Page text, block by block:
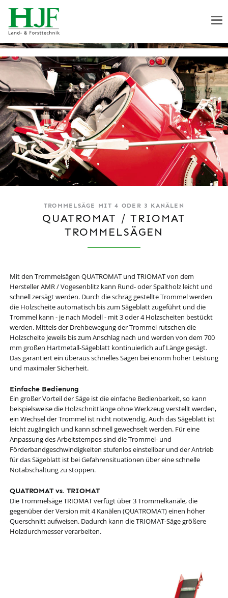
TROMMELSÄGE MIT 4 ODER 3 KANÄLEN
QUATROMAT / TRIOMAT
TROMMELSÄGEN
Mit den Trommelsägen QUATROMAT und TRIOMAT von dem
Hersteller AMR / Vogesenblitz kann Rund- oder Spaltholz leicht und
schnell zersägt werden. Durch die schräg gestellte Trommel werden
die Holzscheite automatisch bis zum Sägeblatt zugeführt und die
Trommel kann - je nach Modell - mit 3 oder 4 Holzscheiten bestückt
werden. Mittels der Drehbewegung der Trommel rutschen die
Holzscheite jeweils bis zum Anschlag nach und werden von dem 700
mm großen Hartmetall-Sägeblatt kontinuierlich auf Länge gesägt.
Das garantiert ein überaus schnelles Sägen bei enorm hoher Leistung
und maximaler Sicherheit.
Einfache Bedienung
Ein großer Vorteil der Säge ist die einfache Bedienbarkeit, so kann
beispielsweise die Holzschnittlänge ohne Werkzeug verstellt werden,
ein Wechsel der Trommel ist nicht notwendig. Auch das Sägeblatt ist
leicht zugänglich und kann schnell gewechselt werden. Für eine
Anpassung des Arbeitstempos sind die Trommel- und
Förderbandgeschwindigkeiten stufenlos einstellbar und der Antrieb
für das Sägeblatt ist bei Gefahrensituationen über eine schnelle
Notabschaltung zu stoppen.
QUATROMAT vs. TRIOMAT
Die Trommelsäge TRIOMAT verfügt über 3 Trommelkanäle, die
gegenüber der Version mit 4 Kanälen (QUATROMAT) einen höher
Querschnitt aufweisen. Dadurch kann die TRIOMAT-Säge größere
Holzdurchmesser verarbeiten.